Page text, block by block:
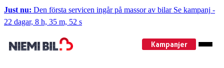
Just nu: Den första servicen ingår på massor av bilar Se kampanj -
22 dagar, 8 h, 35 m, 52 s
Kampanjer